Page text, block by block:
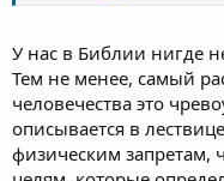
У нас в Библии нигде
Тем не менее, самый
человечества это
описывается в
физическим запретам,